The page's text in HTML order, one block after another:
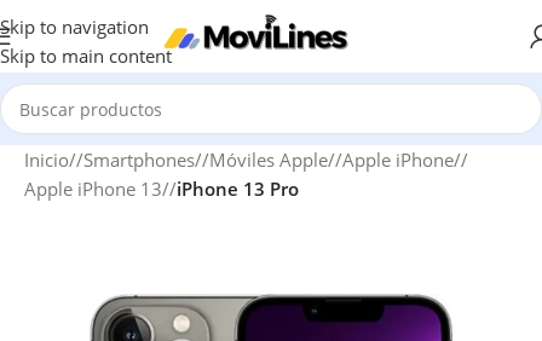
Skip to navigation
Skip to main content
Inicio/ Smartphones/ Móviles Apple/ Apple iPhone/
Apple iPhone 13/ iPhone 13 Pro